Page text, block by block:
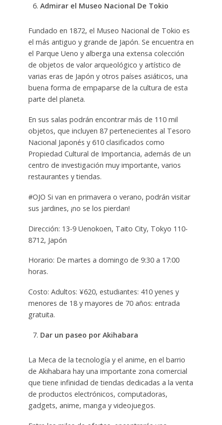
Admirar el Museo Nacional De Tokio
Fundado en 1872, el Museo Nacional de Tokio es
el más antiguo y grande de Japón. Se encuentra en
el Parque Ueno y alberga una extensa colección
de objetos de valor arqueológico y artístico de
varias eras de Japón y otros países asiáticos, una
buena forma de empaparse de la cultura de esta
parte del planeta.
En sus salas podrán encontrar más de 110 mil
objetos, que incluyen 87 pertenecientes al Tesoro
Nacional Japonés y 610 clasificados como
Propiedad Cultural de Importancia, además de un
centro de investigación muy importante, varios
restaurantes y tiendas.
#OJO Si van en primavera o verano, podrán visitar
sus jardines, ¡no se los pierdan!
Dirección: 13-9 Uenokoen, Taito City, Tokyo 110-
8712, Japón
Horario: De martes a domingo de 9:30 a 17:00
horas.
Costo: Adultos: ¥620, estudiantes: 410 yenes y
menores de 18 y mayores de 70 años: entrada
gratuita.
Dar un paseo por Akihabara
La Meca de la tecnología y el anime, en el barrio
de Akihabara hay una importante zona comercial
que tiene infinidad de tiendas dedicadas a la venta
de productos electrónicos, computadoras,
gadgets, anime, manga y videojuegos.